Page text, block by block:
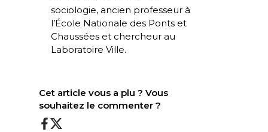
sociologie, ancien professeur à
l’École Nationale des Ponts et
Chaussées et chercheur au
Laboratoire Ville.
Cet article vous a plu ? Vous
souhaitez le commenter ?